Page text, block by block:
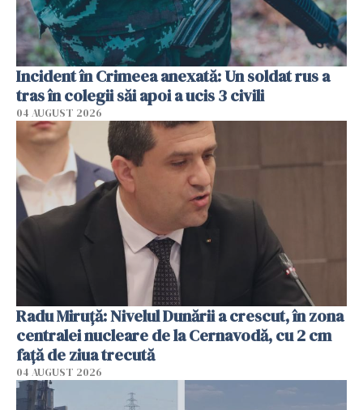
Incident în Crimeea anexată: Un soldat rus a
tras în colegii săi apoi a ucis 3 civili
04 AUGUST 2026
Radu Miruţă: Nivelul Dunării a crescut, în zona
centralei nucleare de la Cernavodă, cu 2 cm
faţă de ziua trecută
04 AUGUST 2026